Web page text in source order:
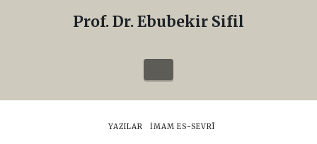
Sifil
Prof. Dr. Ebubekir Sifil
Navigation
HOME
YAZILAR İMAM ES-SEVRÎ